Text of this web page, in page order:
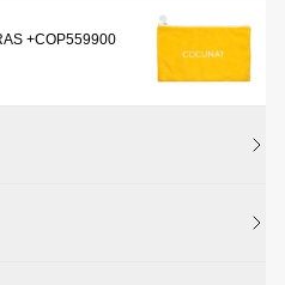
+COP559900